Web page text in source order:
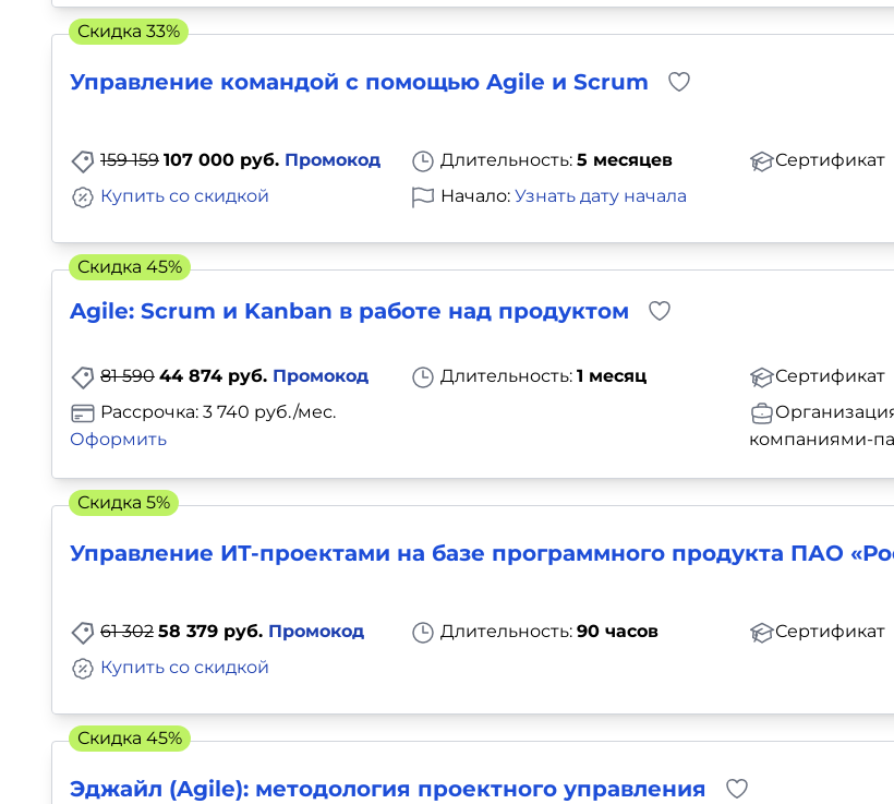
Управление командой с помощью Agile и Scrum
159 159 107 000 руб. Промокод Длительность: 5 месяцев
Сертификат
Купить со скидкой
Начало: Узнать дату начала
Скидка 33%
Agile: Scrum и Kanban в работе над продуктом
81 590 44 874 руб. Промокод Длительность: 1 месяц
Сертификат
Рассрочка: 3 740 руб./мес.
Оформить
компаниями-
Скидка 45%
Управление ИТ-проектами на базе программного продукта ПАО
61 302 58 379 руб. Промокод Длительность: 90 часов
Сертификат
Купить со скидкой
Скидка 5%
Эджайл (Agile): методология проектного управления
Скидка 45%